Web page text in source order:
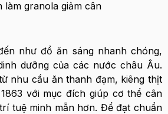
như đồ ăn sáng nhanh chóng,
dưỡng của các nước châu Âu.
nhu cầu ăn thanh đạm, kiêng thịt
với mục đích giúp cơ thể cân
tuệ minh mẫn hơn. Để đạt chuẩn